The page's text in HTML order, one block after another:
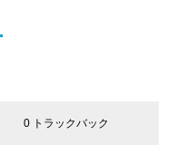
0 トラックバック